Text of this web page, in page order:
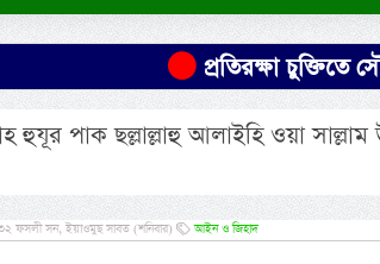
প্রতিরক্ষা চুক্তিতে সৌদির
পাক ছল্লাল্লাহু আলাইহি ওয়া সাল্লাম
ফসলী সন, ইয়াওমুছ সাবত (শনিবার) আইন ও জিহাদ